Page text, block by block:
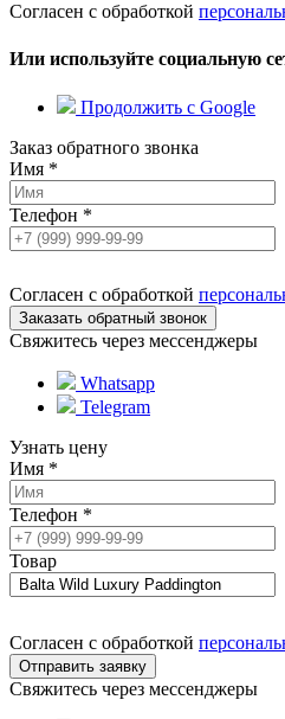
Согласен с обработкой
Или используйте социальную
Продолжить с Google
Заказ обратного звонка
Имя *
Телефон *
Согласен с обработкой
Свяжитесь через мессенджеры
Whatsapp
Telegram
Узнать цену
Имя *
Телефон *
Товар
Согласен с обработкой
Свяжитесь через мессенджеры